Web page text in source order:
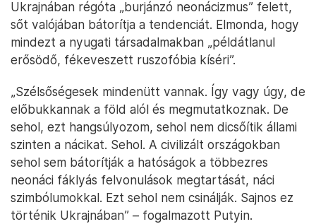
Ukrajnában régóta „burjánzó neonácizmus” felett,
sőt valójában bátorítja a tendenciát. Elmonda, hogy
mindezt a nyugati társadalmakban „példátlanul
erősödő, fékeveszett ruszofóbia kíséri”.
„Szélsőségesek mindenütt vannak. Így vagy úgy, de
előbukkannak a föld alól és megmutatkoznak. De
sehol, ezt hangsúlyozom, sehol nem dicsőítik állami
szinten a nácikat. Sehol. A civilizált országokban
sehol sem bátorítják a hatóságok a többezres
neonáci fáklyás felvonulások megtartását, náci
szimbólumokkal. Ezt sehol nem csinálják. Sajnos ez
történik Ukrajnában” – fogalmazott Putyin.